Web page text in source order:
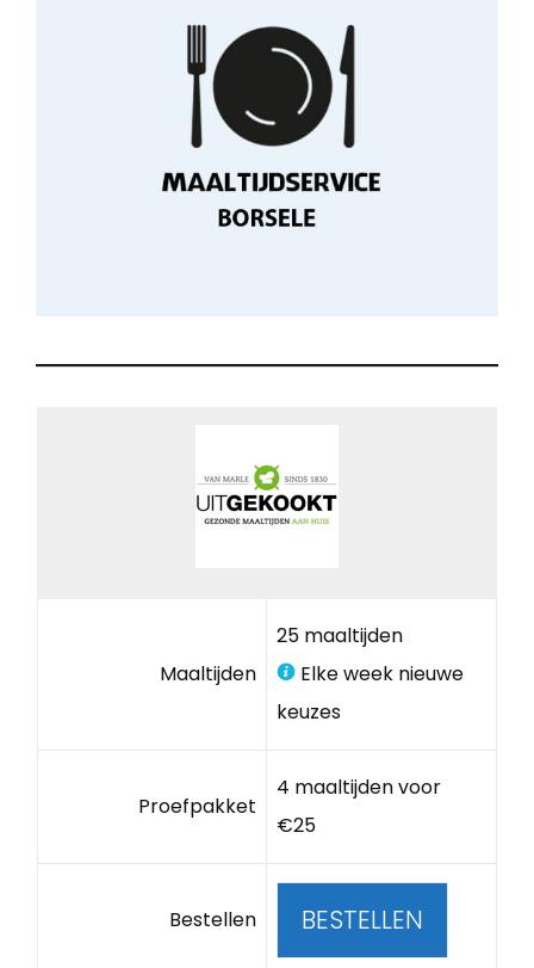
Maaltijden
25 maaltijden
Elke week nieuwe
keuzes
Proefpakket
4 maaltijden voor
€25
Bestellen BESTELLEN